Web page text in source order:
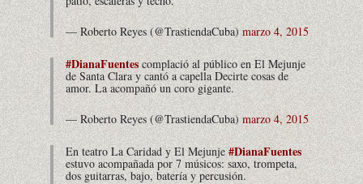
— Roberto Reyes (@TrastiendaCuba)marzo 4, 2015
#DianaFuentescomplació al público en El Mejunje
de Santa Clara y cantó a capella Decirte cosas de
amor. La acompañó un coro gigante.
— Roberto Reyes (@TrastiendaCuba)marzo 4, 2015
En teatro La Caridad y El Mejunje #DianaFuentes
estuvo acompañada por 7 músicos: saxo, trompeta,
dos guitarras, bajo, batería y percusión.